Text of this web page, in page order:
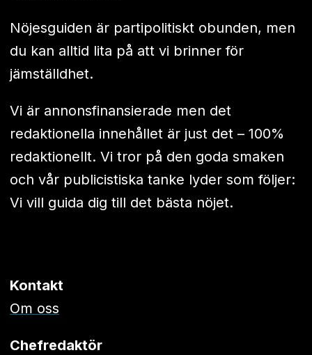
Nöjesguiden är partipolitiskt obunden, men
du kan alltid lita på att vi brinner för
jämställdhet.
Vi är annonsfinansierade men det
redaktionella innehållet är just det – 100%
redaktionellt. Vi tror på den goda smaken
och vår publicistiska tanke lyder som följer:
Vi vill guida dig till det bästa nöjet.
Kontakt
Om oss
Chefredaktör